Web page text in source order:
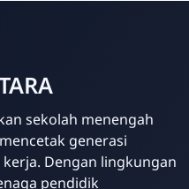
Admin Sekolah
Online
sekolah menengah
generasi
Dengan lingkungan
pendidik